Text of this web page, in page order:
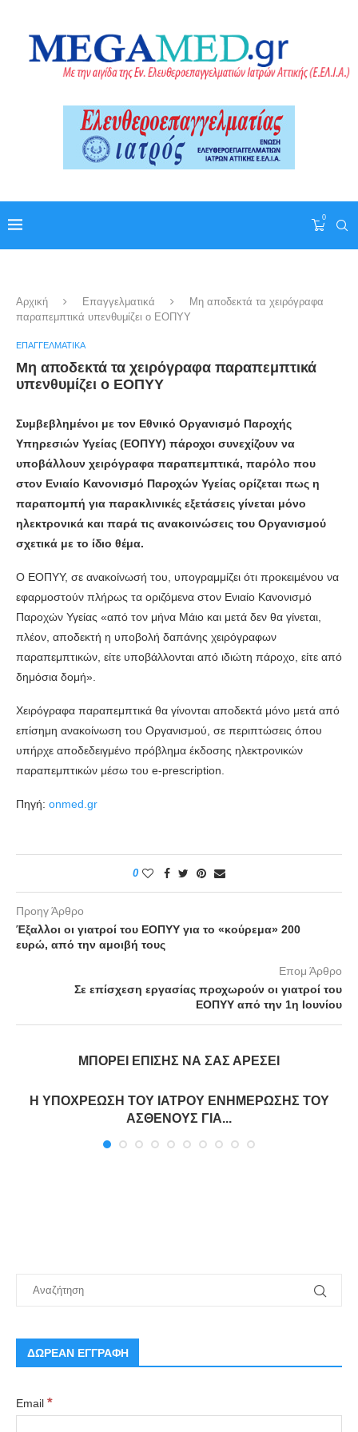
0
Αρχική Επαγγελματικά
Μη αποδεκτά τα χειρόγραφα
παραπεμπτικά υπενθυμίζει ο ΕΟΠΥΥ
ΕΠΑΓΓΕΛΜΑΤΙΚΆ
Μη αποδεκτά τα χειρόγραφα παραπεμπτικά
υπενθυμίζει ο ΕΟΠΥΥ
Συμβεβλημένοι με τον Εθνικό Οργανισμό Παροχής
Υπηρεσιών Υγείας (ΕΟΠΥΥ) πάροχοι συνεχίζουν να
υποβάλλουν χειρόγραφα παραπεμπτικά, παρόλο που
στον Ενιαίο Κανονισμό Παροχών Υγείας ορίζεται πως η
παραπομπή για παρακλινικές εξετάσεις γίνεται μόνο
ηλεκτρονικά και παρά τις ανακοινώσεις του Οργανισμού
σχετικά με το ίδιο θέμα.
Ο ΕΟΠΥΥ, σε ανακοίνωσή του, υπογραμμίζει ότι προκειμένου να
εφαρμοστούν πλήρως τα οριζόμενα στον Ενιαίο Κανονισμό
Παροχών Υγείας «από τον μήνα Μάιο και μετά δεν θα γίνεται,
πλέον, αποδεκτή η υποβολή δαπάνης χειρόγραφων
παραπεμπτικών, είτε υποβάλλονται από ιδιώτη πάροχο, είτε από
δημόσια δομή».
Χειρόγραφα παραπεμπτικά θα γίνονται αποδεκτά μόνο μετά από
επίσημη ανακοίνωση του Οργανισμού, σε περιπτώσεις όπου
υπήρχε αποδεδειγμένο πρόβλημα έκδοσης ηλεκτρονικών
παραπεμπτικών μέσω του e-prescription.
Πηγή: onmed.gr
0
Προηγ Άρθρο
Έξαλλοι οι γιατροί του ΕΟΠΥΥ για το «κούρεμα» 200
ευρώ, από την αμοιβή τους
Επομ Άρθρο
Σε επίσχεση εργασίας προχωρούν οι γιατροί του
ΕΟΠΥΥ από την 1η Ιουνίου
ΜΠΟΡΕΊ ΕΠΊΣΗΣ ΝΑ ΣΑΣ ΑΡΈΣΕΙ
Η ΥΠΟΧΡΕΩΣΗ ΤΟΥ ΙΑΤΡΟΥ ΕΝΗΜΕΡΩΣΗΣ ΤΟΥ
ΑΣΘΕΝΟΥΣ ΓΙΑ...
ΔΩΡΕΑΝ ΕΓΓΡΑΦΗ
Email *